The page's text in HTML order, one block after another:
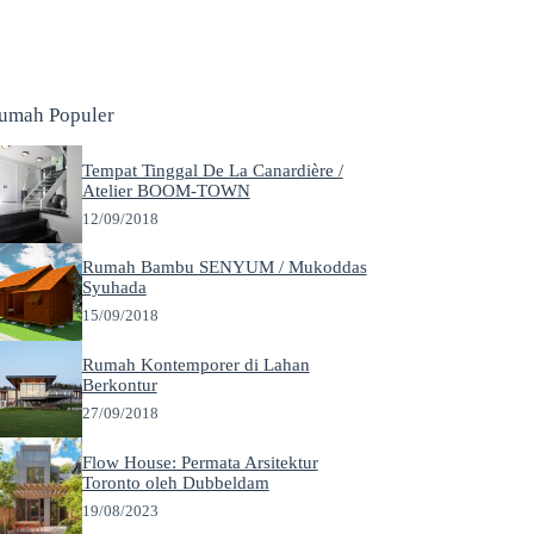
Populer
Tempat Tinggal De La Canardière /
Atelier BOOM-TOWN
12/09/2018
Rumah Bambu SENYUM / Mukoddas
Syuhada
15/09/2018
Rumah Kontemporer di Lahan
Berkontur
27/09/2018
Flow House: Permata Arsitektur
Toronto oleh Dubbeldam
19/08/2023